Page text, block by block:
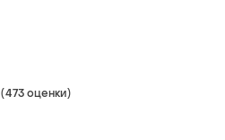
(473 оценки)